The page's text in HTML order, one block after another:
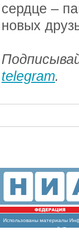
сердце –
новых
telegram.
Использованы материалы
массовых коммуникаций